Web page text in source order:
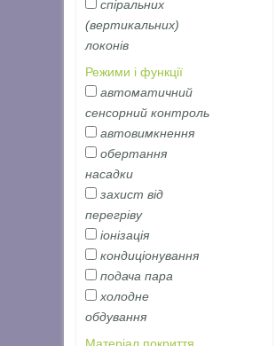
спіральних
(вертикальних)
локонів
Режими і функції
автоматичний
сенсорний контроль
автовимкнення
обертання
насадки
захист від
перегріву
іонізація
кондиціонування
подача пара
холодне
обдування